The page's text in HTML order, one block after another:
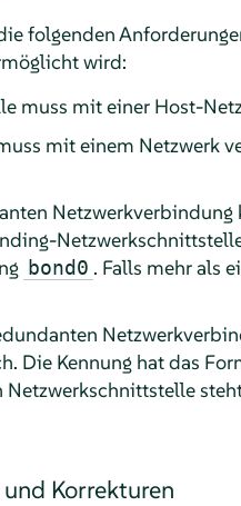
folgenden
wird:
muss mit einer Host-
mit einem Netzwerk
bond0 . Falls mehr als
Die Kennung hat das
Netzwerkschnittstelle
Korrekturen